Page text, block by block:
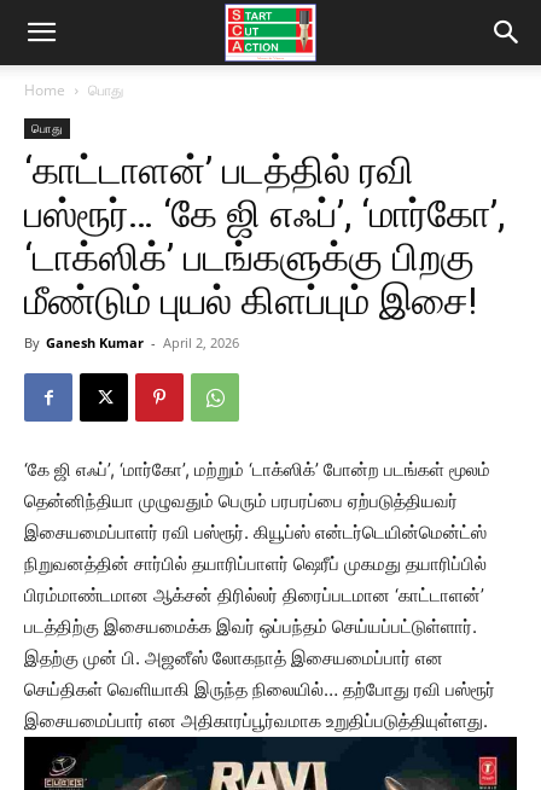
Home பொது
பொது
‘காட்டாளன்’ படத்தில் ரவி
பஸ்ரூர்… ‘கே ஜி எஃப்’, ‘மார்கோ’,
‘டாக்ஸிக்’ படங்களுக்கு பிறகு
மீண்டும் புயல் கிளப்பும் இசை!
By Ganesh Kumar - April 2, 2026
‘கே ஜி எஃப்’, ‘மார்கோ’, மற்றும் ‘டாக்ஸிக்’ போன்ற படங்கள் மூலம்
தென்னிந்தியா முழுவதும் பெரும் பரபரப்பை ஏற்படுத்தியவர்
இசையமைப்பாளர் ரவி பஸ்ரூர். கியூப்ஸ் என்டர்டெயின்மென்ட்ஸ்
நிறுவனத்தின் சார்பில் தயாரிப்பாளர் ஷெரீப் முகமது தயாரிப்பில்
பிரம்மாண்டமான ஆக்சன் திரில்லர் திரைப்படமான ‘காட்டாளன்’
படத்திற்கு இசையமைக்க இவர் ஒப்பந்தம் செய்யப்பட்டுள்ளார்.
இதற்கு முன் பி. அஜனீஸ் லோகநாத் இசையமைப்பார் என
செய்திகள் வெளியாகி இருந்த நிலையில்… தற்போது ரவி பஸ்ரூர்
இசையமைப்பார் என அதிகாரப்பூர்வமாக உறுதிப்படுத்தியுள்ளது.